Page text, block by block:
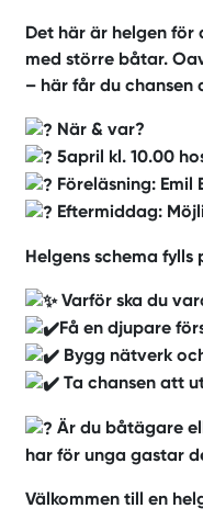
Det här är helgen för
med större båtar.
– här får du chansen
När & var?
5april kl. 10.00
Föreläsning:
Eftermiddag:
Helgens schema
Varför ska du
Få en djupare
Bygg nätverk
Ta chansen att
Är du båtägare
har för unga gastar
Välkommen till en